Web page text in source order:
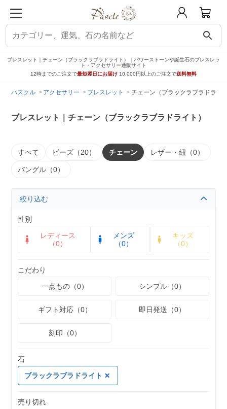
search
ブレスレット｜チェーン（ブラックラブラドライト）｜パワーストーンや誕生石のブレスレッ
ト・アクセサリー通販サイト
12時までのご注文で最短翌日にお届け 10,000円以上のご注文で送料無料
パスクル アクセサリー ブレスレット チェーン（ブラックラブラドライ
ブレスレット｜チェーン（ブラックラブラドライト）
すべて ビーズ（20） チェーン レザー・紐（0）
バングル（0）
絞り込む
性別
レディース
（0）
メンズ
（0）
キッズ
（0）
こだわり
一点もの（0）
シンプル（0）
ギフト対応（0） 即日発送（0）
刻印（0）
石
ブラックラブラドライト
売り切れ